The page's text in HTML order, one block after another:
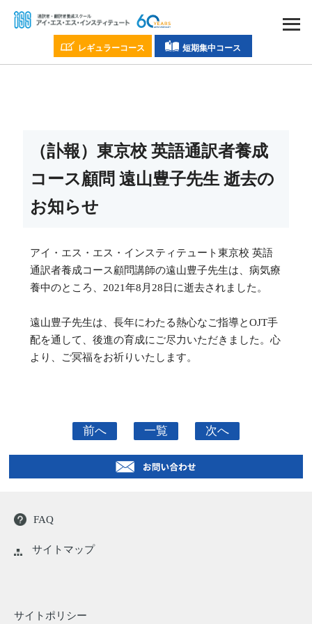
レギュラーコース 短期集中コース
（訃報）東京校 英語通訳者養成
コース顧問 遠山豊子先生 逝去の
お知らせ
アイ・エス・エス・インスティテュート東京校 英語
通訳者養成コース顧問講師の遠山豊子先生は、病気療
養中のところ、2021年8月28日に逝去されました。
遠山豊子先生は、長年にわたる熱心なご指導とOJT手
配を通して、後進の育成にご尽力いただきました。心
より、ご冥福をお祈りいたします。
前へ 一覧 次へ
FAQ
サイトマップ
サイトポリシー